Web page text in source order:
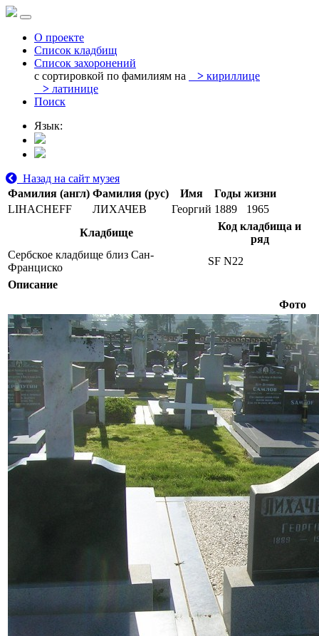
О проекте
Список кладбищ
Список захоронений
с сортировкой по фамилиям на
> кириллице
> латинице
Поиск
Язык:
Назад на сайт музея
Фамилия (англ) Фамилия (рус) Имя
Годы жизни
LIHACHEFF
ЛИХАЧЕВ Георгий 1889
1965
Кладбище
Код кладбища и
ряд
Сербское кладбище близ Сан-
Франциско
SF N22
Описание
Фото